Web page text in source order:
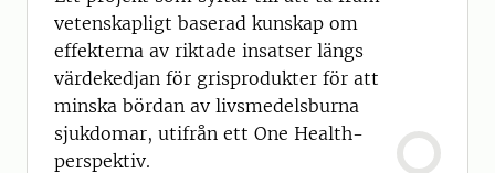
vetenskapligt baserad kunskap om
effekterna av riktade insatser längs
värdekedjan för grisprodukter för att
minska bördan av livsmedelsburna
sjukdomar, utifrån ett One Health-
perspektiv.